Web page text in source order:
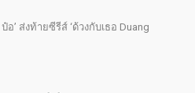
’ ส่งท้ายซีรีส์ ‘ด้วงกับเธอ Duang